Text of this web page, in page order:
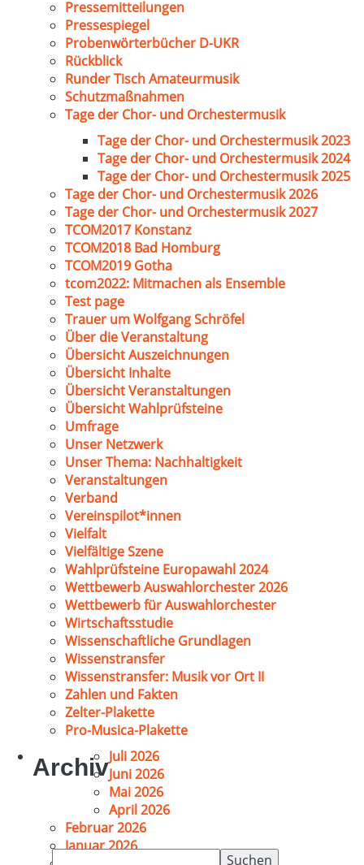
Pressemitteilungen
Pressespiegel
Probenwörterbücher D-UKR
Rückblick
Runder Tisch Amateurmusik
Schutzmaßnahmen
Tage der Chor- und Orchestermusik
Tage der Chor- und Orchestermusik 2023
Tage der Chor- und Orchestermusik 2024
Tage der Chor- und Orchestermusik 2025
Tage der Chor- und Orchestermusik 2026
Tage der Chor- und Orchestermusik 2027
TCOM2017 Konstanz
TCOM2018 Bad Homburg
TCOM2019 Gotha
tcom2022: Mitmachen als Ensemble
Test page
Trauer um Wolfgang Schröfel
Über die Veranstaltung
Übersicht Auszeichnungen
Übersicht Inhalte
Übersicht Veranstaltungen
Übersicht Wahlprüfsteine
Umfrage
Unser Netzwerk
Unser Thema: Nachhaltigkeit
Veranstaltungen
Verband
Vereinspilot*innen
Vielfalt
Vielfältige Szene
Wahlprüfsteine Europawahl 2024
Wettbewerb Auswahlorchester 2026
Wettbewerb für Auswahlorchester
Wirtschaftsstudie
Wissenschaftliche Grundlagen
Wissenstransfer
Wissenstransfer: Musik vor Ort II
Zahlen und Fakten
Zelter-Plakette
Pro-Musica-Plakette
ArchivJuli 2026
Juni 2026
Mai 2026
April 2026
Februar 2026
Januar 2026